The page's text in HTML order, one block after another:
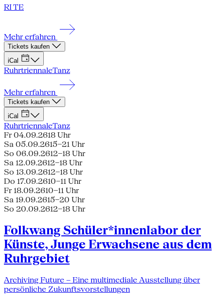
RI TE
Mehr erfahren
Tickets kaufen
iCal
RuhrtriennaleTanz
Mehr erfahren
Tickets kaufen
iCal
RuhrtriennaleTanz
Fr 04.09.2618 Uhr
Sa 05.09.2615–21 Uhr
So 06.09.2612–18 Uhr
Sa 12.09.2612–18 Uhr
So 13.09.2612–18 Uhr
Do 17.09.2610–11 Uhr
Fr 18.09.2610–11 Uhr
Sa 19.09.2615–20 Uhr
So 20.09.2612–18 Uhr
Folkwang Schüler*innenlabor der
Künste, Junge Erwachsene aus dem
Ruhrgebiet
Archiving Future – Eine multimediale Ausstellung über
persönliche Zukunftsvorstellungen